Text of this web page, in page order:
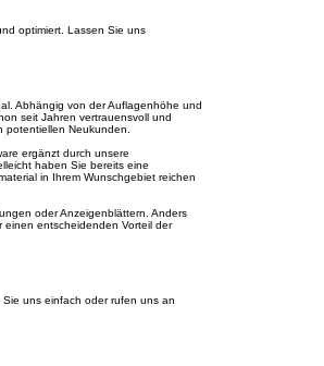
optimiert. Lassen Sie uns
Abhängig von der Auflagenhöhe und
seit Jahren vertrauensvoll und
potentiellen Neukunden.
ergänzt durch unsere
haben Sie bereits eine
in Ihrem Wunschgebiet reichen
oder Anzeigenblättern. Anders
einen entscheidenden Vorteil der
uns einfach oder rufen uns an